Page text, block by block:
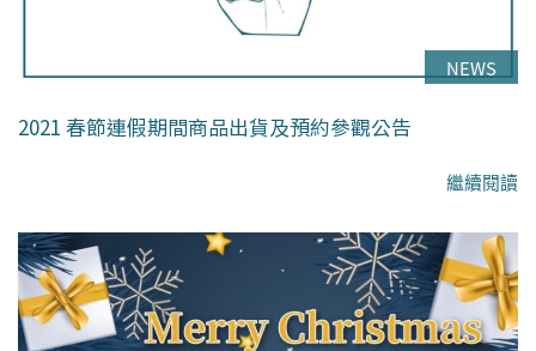
NEWS
2021 春節連假期間商品出貨及預約參觀公告
繼續閱讀